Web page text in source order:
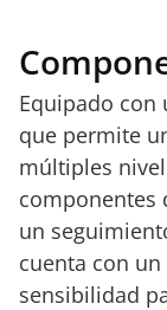
Equipado con
que permite
múltiples
componentes
un
cuenta con
sensibilidad